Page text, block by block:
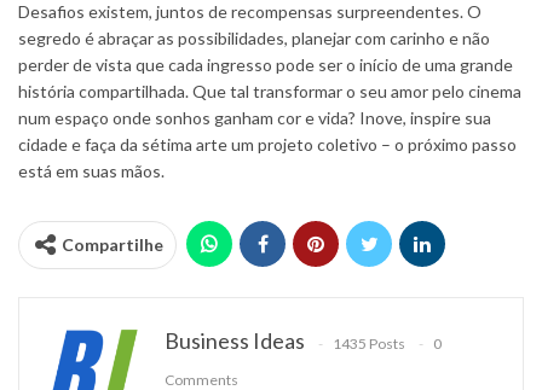
Desafios existem, juntos de recompensas surpreendentes. O
segredo é abraçar as possibilidades, planejar com carinho e não
perder de vista que cada ingresso pode ser o início de uma grande
história compartilhada. Que tal transformar o seu amor pelo cinema
num espaço onde sonhos ganham cor e vida? Inove, inspire sua
cidade e faça da sétima arte um projeto coletivo – o próximo passo
está em suas mãos.
Compartilhe
Business Ideas 1435 Posts
0
Comments